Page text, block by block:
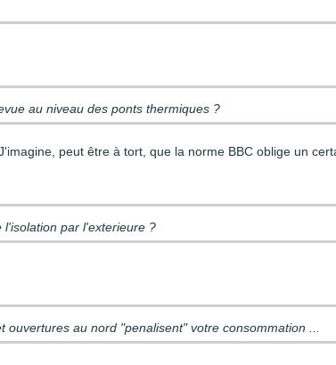
au niveau des ponts thermiques ?
peut être à tort, que la norme BBC oblige un
l'isolation par l'exterieure ?